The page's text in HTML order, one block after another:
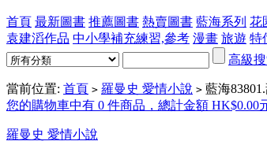
首頁 最新圖書 推薦圖書 熱賣圖書 藍海系列 花
袁建滔作品 中小學補充練習,參考 漫畫 旅遊 特
高級
當前位置: 首頁 > 羅曼史 愛情小說 > 藍海
您的購物車中有 0 件商品，總計金額 HK$0.00
羅曼史 愛情小說